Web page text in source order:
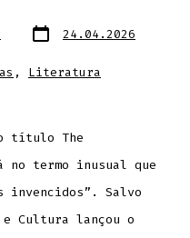
Data
do
24.04.2026
, Literatura
título The
no termo inusual que
invencidos”. Salvo
Cultura lançou o